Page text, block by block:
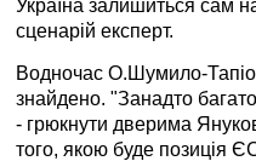
Україна залишиться сам
сценарій експерт.
Водночас О.Шумило-
знайдено. "Занадто
- грюкнути дверима
того, якою буде позиція